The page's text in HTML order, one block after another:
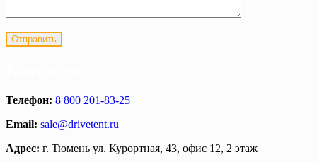
Телефон: 8 800 201-83-25
Email: sale@drivetent.ru
Адрес: г. Тюмень ул. Курортная, 43, офис 12, 2 этаж